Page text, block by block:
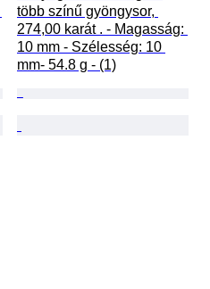
több színű gyöngysor,
274,00 karát . - Magasság:
10 mm - Szélesség: 10
mm- 54.8 g - (1)